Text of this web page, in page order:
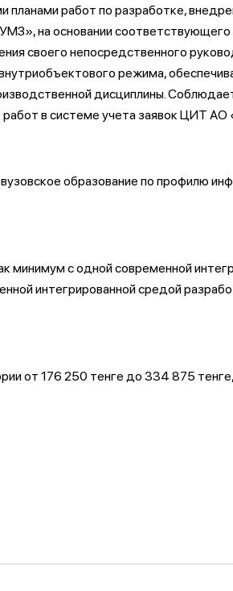
планами работ по разработке,
на основании
своего непосредственного
режима,
дисциплины.
в системе учета заявок ЦИТ
образование по профилю
минимум с одной современной
интегрированной средой
от 176 250 тенге до 334 875